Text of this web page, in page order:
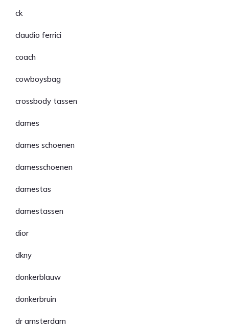
ck
claudio ferrici
coach
cowboysbag
crossbody tassen
dames
dames schoenen
damesschoenen
damestas
damestassen
dior
dkny
donkerblauw
donkerbruin
dr amsterdam